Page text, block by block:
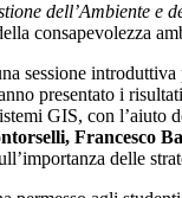
dell’Ambiente e
consapevolezza
sessione
presentato i
GIS, con l’aiuto
Francesco
delle